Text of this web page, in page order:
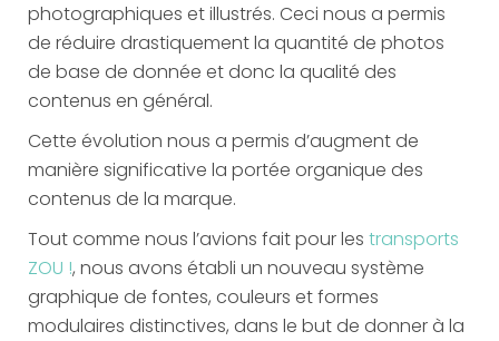
photographiques et illustrés. Ceci nous a permis
de réduire drastiquement la quantité de photos
de base de donnée et donc la qualité des
contenus en général.
Cette évolution nous a permis d’augment de
manière significative la portée organique des
contenus de la marque.
Tout comme nous l’avions fait pour les transports
ZOU !, nous avons établi un nouveau système
graphique de fontes, couleurs et formes
modulaires distinctives, dans le but de donner à la